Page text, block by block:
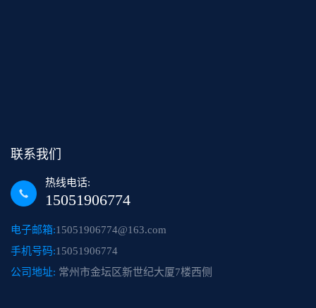
联系我们
热线电话:
15051906774
电子邮箱:15051906774@163.com
手机号码:15051906774
公司地址: 常州市金坛区新世纪大厦7楼西侧